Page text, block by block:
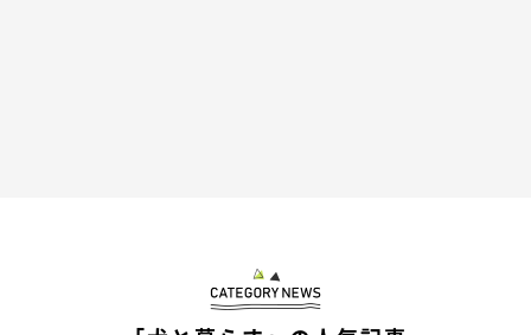
「子犬のころは、多頭飼いだったこともあるのか遠慮がち